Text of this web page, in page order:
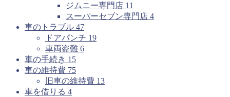
ジムニー専門店 11
スーパーセブン専門店 4
車のトラブル 47
ドアパンチ 19
車両盗難 6
車の手続き 15
車の維持費 75
旧車の維持費 13
車を借りる 4